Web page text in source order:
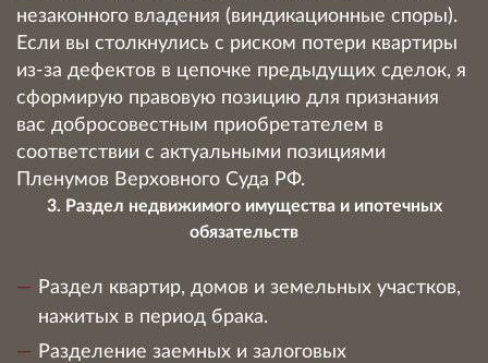
незаконного владения (виндикационные споры).
Если вы столкнулись с риском потери квартиры
из-за дефектов в цепочке предыдущих сделок, я
сформирую правовую позицию для признания
вас добросовестным приобретателем в
соответствии с актуальными позициями
Пленумов Верховного Суда РФ.
3. Раздел недвижимого имущества и ипотечных
обязательств
Раздел квартир, домов и земельных участков,
нажитых в период брака.
Разделение заемных и залоговых